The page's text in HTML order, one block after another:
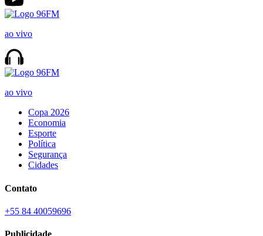
ao vivo
ao vivo
Copa 2026
Economia
Esporte
Política
Segurança
Cidades
Contato
+55 84 40059696